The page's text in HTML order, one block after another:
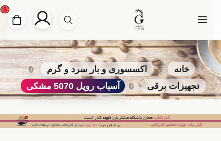
خانه
اکسسوری و بار سرد و گرم
تجهیزات برقی
آسیاب روپل 5070 مشکی